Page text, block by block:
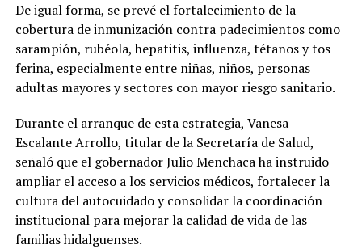
De igual forma, se prevé el fortalecimiento de la
cobertura de inmunización contra padecimientos como
sarampión, rubéola, hepatitis, influenza, tétanos y tos
ferina, especialmente entre niñas, niños, personas
adultas mayores y sectores con mayor riesgo sanitario.
Durante el arranque de esta estrategia, Vanesa
Escalante Arrollo, titular de la Secretaría de Salud,
señaló que el gobernador Julio Menchaca ha instruido
ampliar el acceso a los servicios médicos, fortalecer la
cultura del autocuidado y consolidar la coordinación
institucional para mejorar la calidad de vida de las
familias hidalguenses.